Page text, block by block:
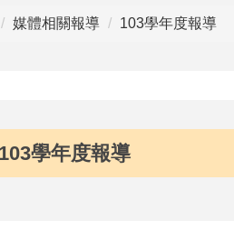
媒體相關報導 103學年度報導
103學年度報導